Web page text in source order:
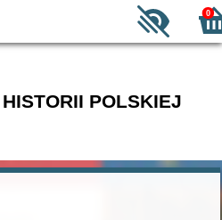
0
POLSKIEJ